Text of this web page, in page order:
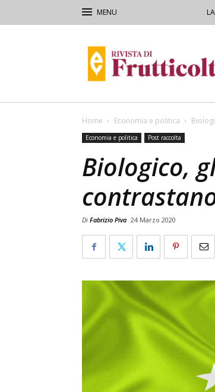
di
Frutticoltura
Home Economia e politica
Economia e politica Post raccolta
Biologico,
Di Fabrizio Piva 24 Marzo 2020